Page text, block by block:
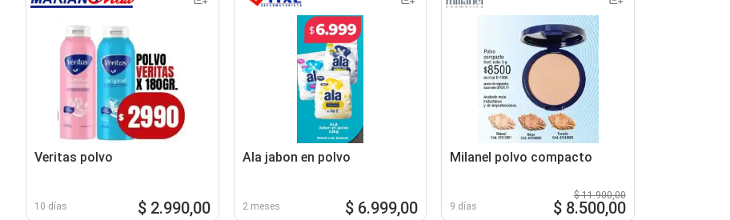
Veritas polvo
10 días $ 2.990,00
Ala jabon en polvo
2 meses $ 6.999,00
Milanel polvo compacto
9 días
$ 11.900,00
$ 8.500,00